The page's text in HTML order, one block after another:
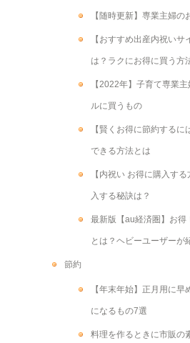
【随時更新】専業主婦の
【おすすめ出産内祝い
は？ラクにお得に買う方
【2022年】子育て専業
ルに買うもの
【賢くお得に節約する
できる方法とは
【内祝い お得に購入す
入する秘訣は？
最新版【au経済圏】お得
とは？ヘビーユーザーが
節約
【年末年始】正月用に
になるもの7選
料理を作るときに市販の